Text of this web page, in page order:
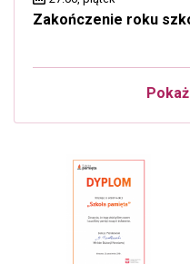
Zakończenie roku